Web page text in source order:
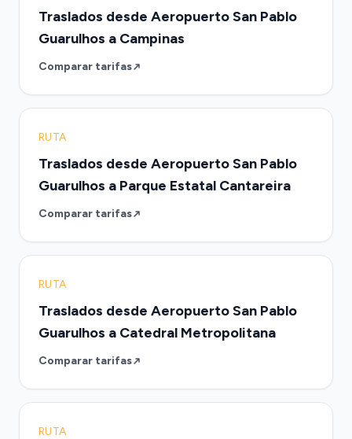
Traslados desde Aeropuerto San Pablo
Guarulhos a Campinas
Comparar tarifas
RUTA
Traslados desde Aeropuerto San Pablo
Guarulhos a Parque Estatal Cantareira
Comparar tarifas
RUTA
Traslados desde Aeropuerto San Pablo
Guarulhos a Catedral Metropolitana
Comparar tarifas
RUTA